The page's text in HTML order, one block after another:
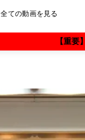
全ての動画を見る
矢作直樹×阿部敏郎
横山紘一×阿部敏郎
【重